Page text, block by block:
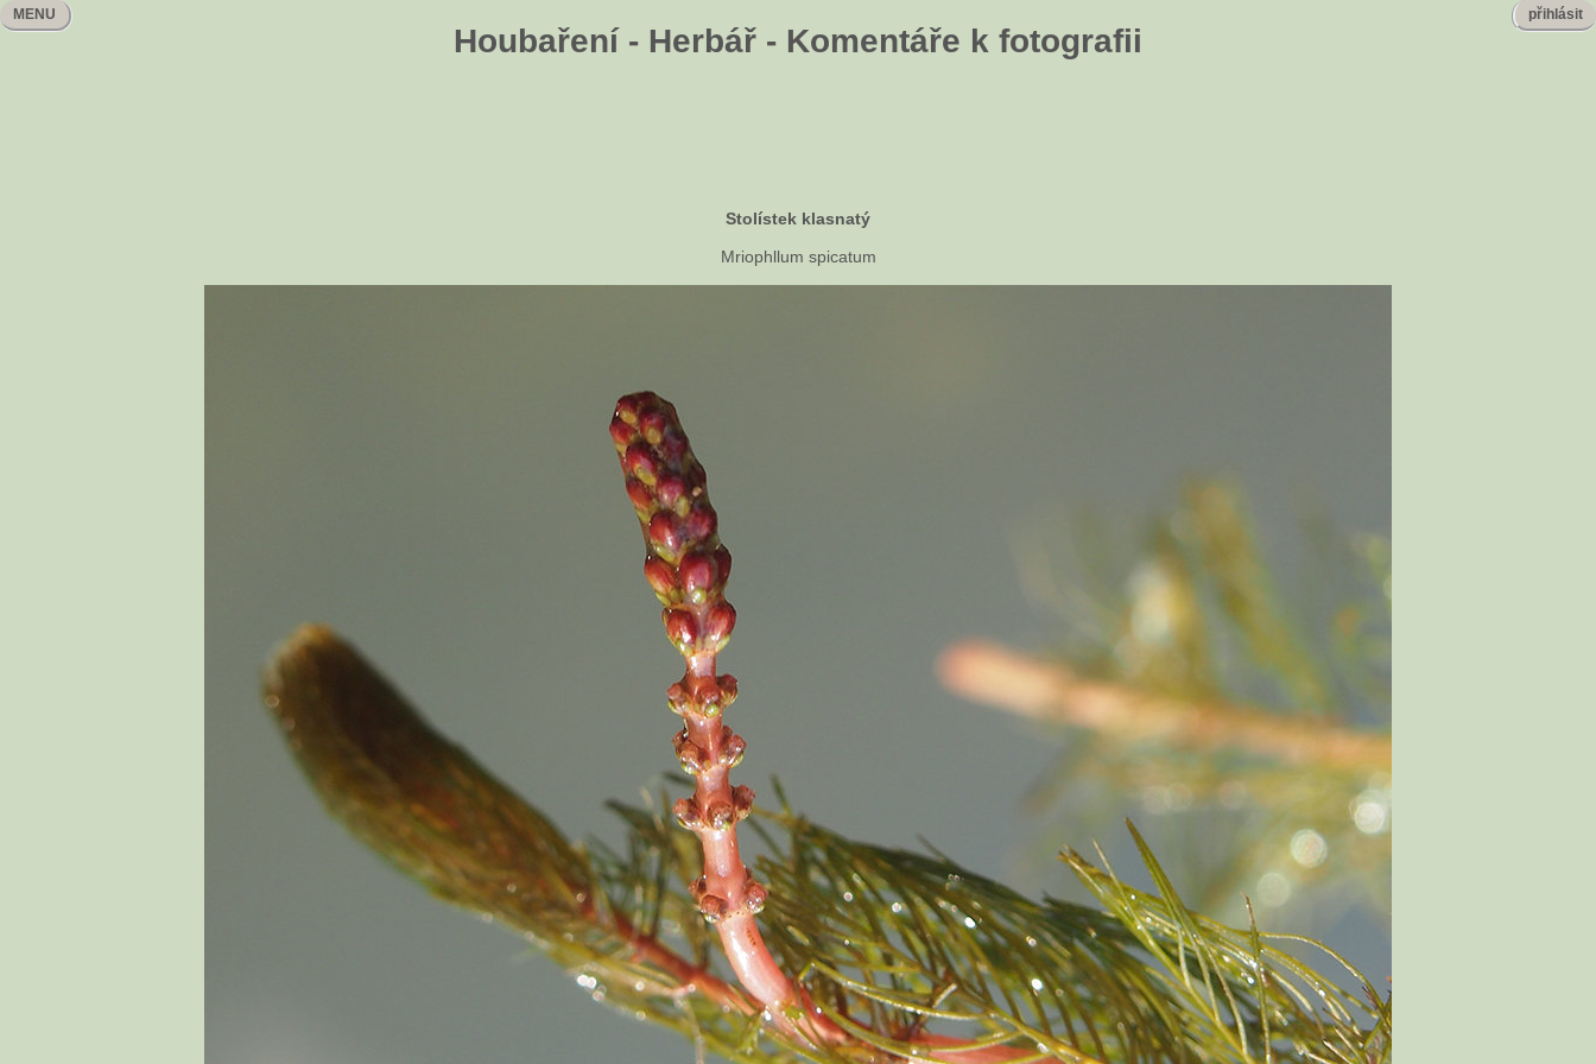
Houbaření - Herbář - Komentáře k fotografii
přihlásit
MENU
Stolístek klasnatý
Mriophllum spicatum